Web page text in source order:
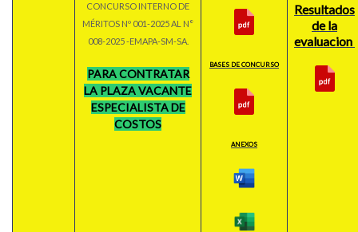
CONCURSO INTERNO DE
MÉRITOS Nº 001-2025 AL N°
008-2025 -EMAPA-SM-SA.
PARA CONTRATAR
LA PLAZA VACANTE
ESPECIALISTA DE
COSTOS
BASES DE CONCURSO
ANEXOS
Resultados
de la
evaluacion